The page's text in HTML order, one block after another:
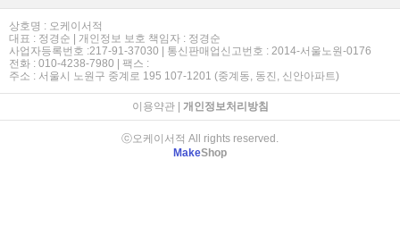
상호명 : 오케이서적
대표 : 정경순 | 개인정보 보호 책임자 : 정경순
사업자등록번호 :217-91-37030 | 통신판매업신고번호 : 2014-서울노원-0176
전화 : 010-4238-7980 | 팩스 :
주소 : 서울시 노원구 중계로 195 107-1201 (중계동, 동진, 신안아파트)
이용약관| 개인정보처리방침
ⓒ오케이서적 All rights reserved.
MakeShop